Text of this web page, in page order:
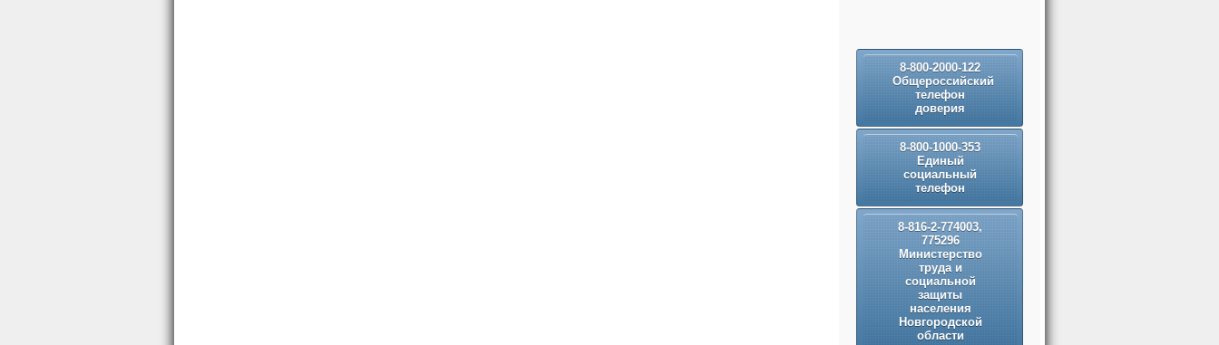
8-800-2000-122
Общероссийский
телефон
доверия
8-800-1000-353
Единый
социальный
телефон
8-816-2-774003,
775296
Министерство
труда и
социальной
защиты
населения
Новгородской
области